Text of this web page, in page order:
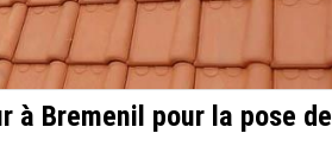
à Bremenil pour la pose de